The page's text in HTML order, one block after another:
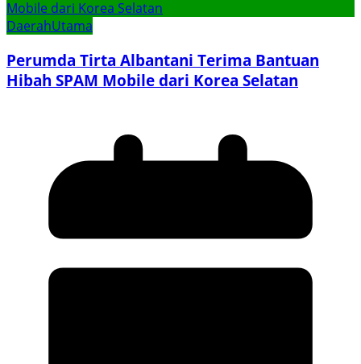
DaerahUtama
Perumda Tirta Albantani Terima Bantuan
Hibah SPAM Mobile dari Korea Selatan